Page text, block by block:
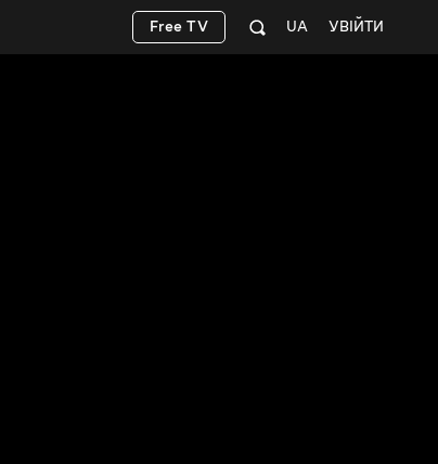
УВІЙТИ
UA
Free TV